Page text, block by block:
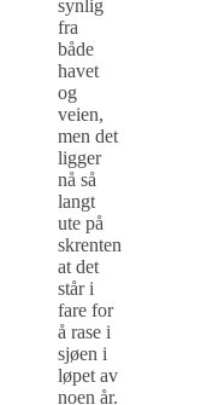
synlig
fra
både
havet
og
veien,
men det
ligger
nå så
langt
ute på
skrenten
at det
står i
fare for
å rase i
sjøen i
løpet av
noen år.